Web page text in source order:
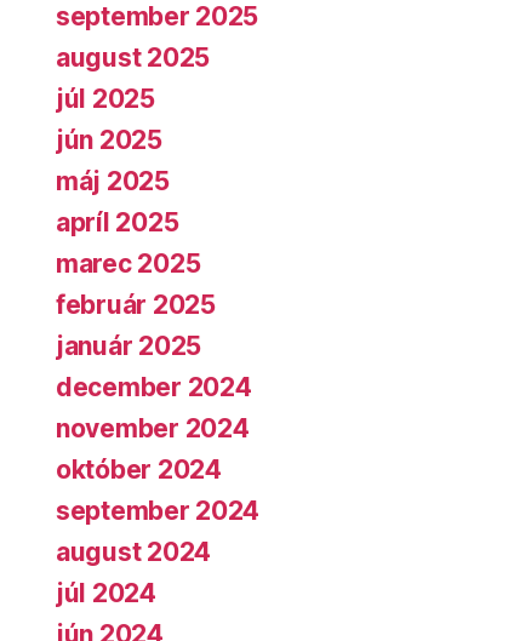
september 2025
august 2025
júl 2025
jún 2025
máj 2025
apríl 2025
marec 2025
február 2025
január 2025
december 2024
november 2024
október 2024
september 2024
august 2024
júl 2024
jún 2024